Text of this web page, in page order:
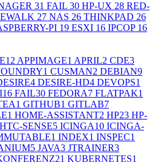
31 FAIL 30 HP-UX 28 RED-
27 NAS 26 THINKPAD 26
PI 19 ESXI 16 IPCOP 16
12 APPIMAGE1 APRIL2 CDE3
1 CUSMAN2 DEBIAN9
4 DESIRE-HD4 DEVOPS1
16 FAIL30 FEDORA7 FLATPAK1
1 GITHUB1 GITLAB7
1 HOME-ASSISTANT2 HP23 HP-
HTC-SENSE5 ICINGA10 ICINGA-
1 INDEX1 INSPEC1
5 JAVA3 JTRAINER3
21 KUBERNETES1